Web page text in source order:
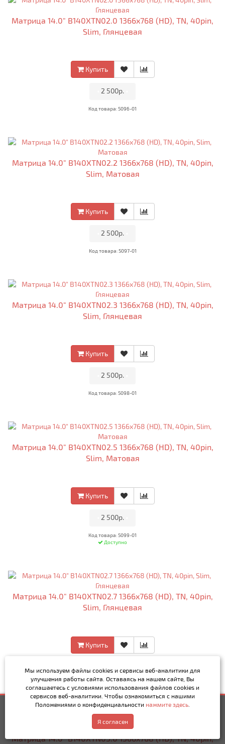
Матрица 14.0" B140XTN02.0 1366x768 (HD), TN, 40pin,
Slim, Глянцевая
Купить
2 500р.
Код товара: 5096-01
Матрица 14.0" B140XTN02.2 1366x768 (HD), TN, 40pin,
Slim, Матовая
Купить
2 500р.
Код товара: 5097-01
Матрица 14.0" B140XTN02.3 1366x768 (HD), TN, 40pin,
Slim, Глянцевая
Купить
2 500р.
Код товара: 5098-01
Матрица 14.0" B140XTN02.5 1366x768 (HD), TN, 40pin,
Slim, Матовая
Купить
2 500р.
Код товара: 5099-01
Доступно
Матрица 14.0" B140XTN02.7 1366x768 (HD), TN, 40pin,
Slim, Глянцевая
Купить
Матрица 14.0" B140XTN03.0 1366x768 (HD), TN, 40pin,
2 500р.
Купить
Обратный звонок
Написать в MAX
Мы используем файлы cookies и сервисы веб-аналитики для
улучшения работы сайта. Оставаясь на нашем сайте, Вы
соглашаетесь с условиями использования файлов cookies и
сервисов веб-аналитики. Чтобы ознакомиться с нашими
Положениями о конфиденциальности нажмите здесь
Я согласен